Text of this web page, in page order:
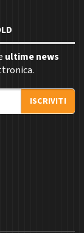
ultime news
ISCRIVITI